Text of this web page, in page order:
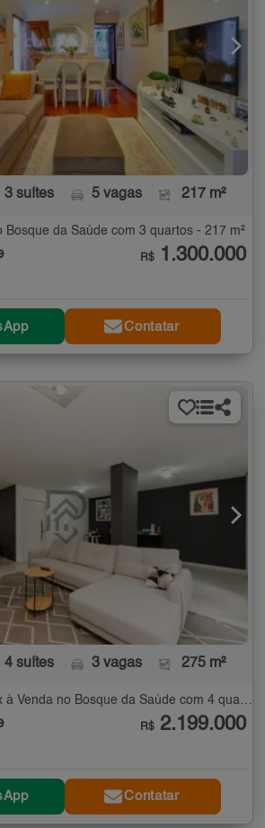
3 suítes 5 vagas 217 m²
Bosque da Saúde com 3 quartos - 217 m²
R$ 1.300.000
Contatar
4 suítes 3 vagas 275 m²
Apartamento Duplex à Venda no Bosque da Saúde com 4 quartos - 275 m²
R$ 2.199.000
Contatar